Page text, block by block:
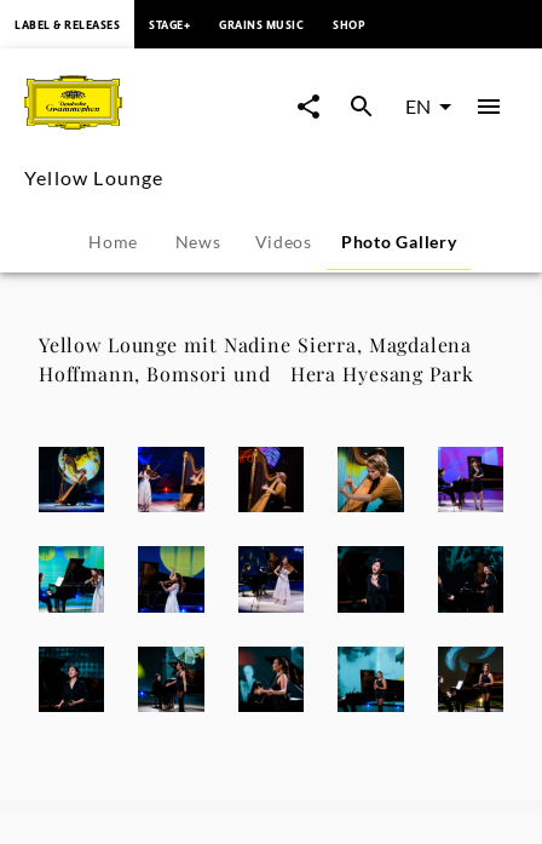
Lounge
Photo
Gallery
Grammophon
LABEL & RELEASES STAGE+ GRAINS MUSIC SHOP
EN
Yellow Lounge
Home News Videos Photo Gallery
Yellow Lounge mit Nadine Sierra, Magdalena
Hoffmann, Bomsori und Hera Hyesang Park